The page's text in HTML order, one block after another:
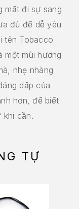
mất đi sự sang
đủ để dễ yêu
tên Tobacco
một mùi hương
nhẹ nhàng
dấp của
hơn, để biết
khi cần.
TỰ